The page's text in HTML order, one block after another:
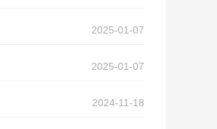
2025-01-07
2025-01-07
2024-11-18